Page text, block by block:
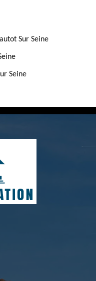
Sur Seine
Seine